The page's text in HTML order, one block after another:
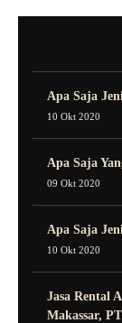
Apa Saja
10 Okt 2020
Apa Saja
09 Okt 2020
Apa Saja
10 Okt 2020
Jasa Rental
Makassar,